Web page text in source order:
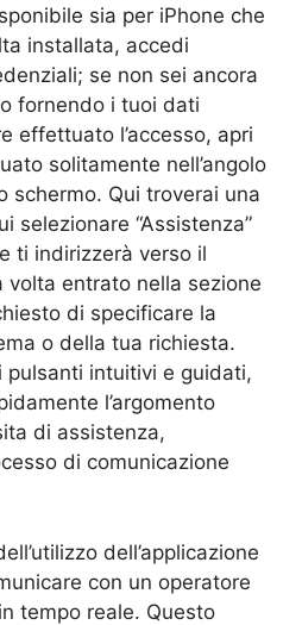
sia per iPhone che
installata, accedi
se non sei ancora
fornendo i tuoi dati
effettuato l’accesso, apri
solitamente nell’angolo
schermo. Qui troverai una
selezionare “Assistenza”
ti indirizzerà verso il
volta entrato nella sezione
di specificare la
o della tua richiesta.
pulsanti intuitivi e guidati,
l’argomento
di assistenza,
di comunicazione
dell’applicazione
con un operatore
tempo reale. Questo